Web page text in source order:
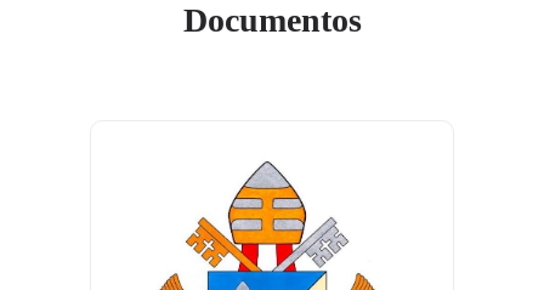
Documentos